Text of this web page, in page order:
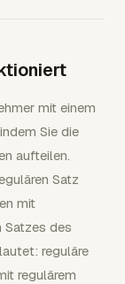
mit einem
Sie die
aufteilen.
Satz
mit
Satzes des
reguläre
regulärem